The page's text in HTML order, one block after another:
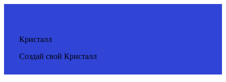
Кристалл
Создай свой Кристалл